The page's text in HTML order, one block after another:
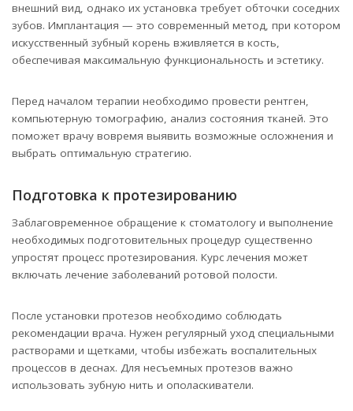
внешний вид, однако их установка требует обточки соседних
зубов. Имплантация — это современный метод, при котором
искусственный зубный корень вживляется в кость,
обеспечивая максимальную функциональность и эстетику.
Перед началом терапии необходимо провести рентген,
компьютерную томографию, анализ состояния тканей. Это
поможет врачу вовремя выявить возможные осложнения и
выбрать оптимальную стратегию.
Подготовка к протезированию
Заблаговременное обращение к стоматологу и выполнение
необходимых подготовительных процедур существенно
упростят процесс протезирования. Курс лечения может
включать лечение заболеваний ротовой полости.
После установки протезов необходимо соблюдать
рекомендации врача. Нужен регулярный уход специальными
растворами и щетками, чтобы избежать воспалительных
процессов в деснах. Для несъемных протезов важно
использовать зубную нить и ополаскиватели.